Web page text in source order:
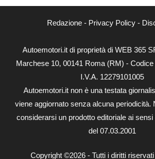
Redazione - Privacy Policy -
Autoemotori.it di proprietà di WEB 365
Marchese 10, 00141 Roma (RM) -
I.V.A. 12279101005
Autoemotori.it non è una testata
viene aggiornato senza alcuna periodicità.
considerarsi un prodotto editoriale ai sensi
del 07.03.2001
Copyright ©2026 - Tutti i diritti